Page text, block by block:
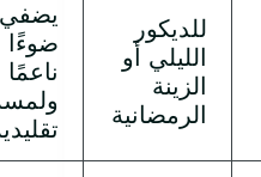
للديكور
الليلي أو
الزينة
الرمضانية
يضفي
ضوءًا
ناعمًا